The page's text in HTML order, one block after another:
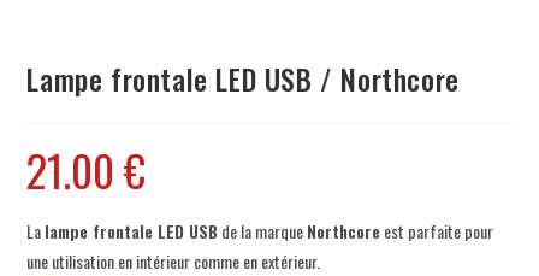
Lampe frontale LED USB / Northcore
21.00€
Lalampe frontale LED USB de la marqueNorthcore est parfaite pour
une utilisation en intérieur comme en extérieur.